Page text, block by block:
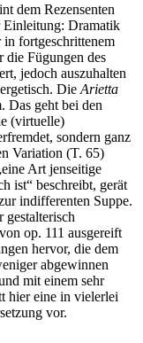
dem Rezensenten
Einleitung: Dramatik
fortgeschrittenem
die Fügungen des
jedoch auszuhalten
Die Arietta
Das geht bei den
(virtuelle)
sondern ganz
Variation (T. 65)
Art jenseitige
ist“ beschreibt, gerät
indifferenten Suppe.
op. 111 ausgereift
hervor, die dem
abgewinnen
mit einem sehr
hier eine in vielerlei
vor.